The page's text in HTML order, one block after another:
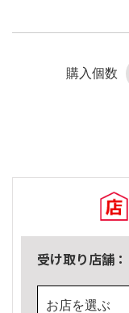
購入個数
受け取り店舗：
お店を選ぶ